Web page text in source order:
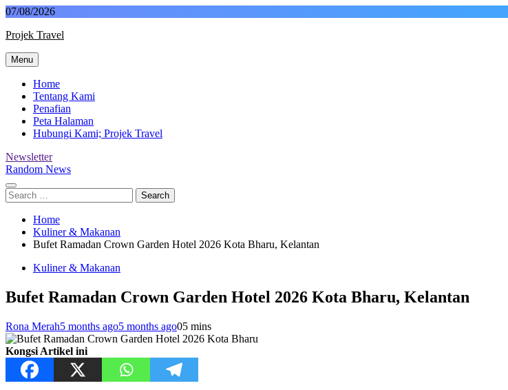
Skip
content
07/08/2026
Projek Travel
Malaysia Travel Portal
Menu
Home
Tentang Kami
Penafian
Peta Halaman
Hubungi Kami; Projek Travel
Newsletter
Random News
Search
for:
Home
Kuliner & Makanan
Bufet Ramadan Crown Garden Hotel 2026 Kota Bharu, Kelantan
Kuliner & Makanan
Bufet Ramadan Crown Garden Hotel 2026 Kota Bharu, Kelantan
Rona Merah5 months ago5 months ago05 mins
Kongsi Artikel ini